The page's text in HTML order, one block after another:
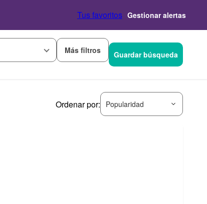
Tus favoritos Gestionar alertas
Más filtros Guardar búsqueda
Ordenar por: Popularidad